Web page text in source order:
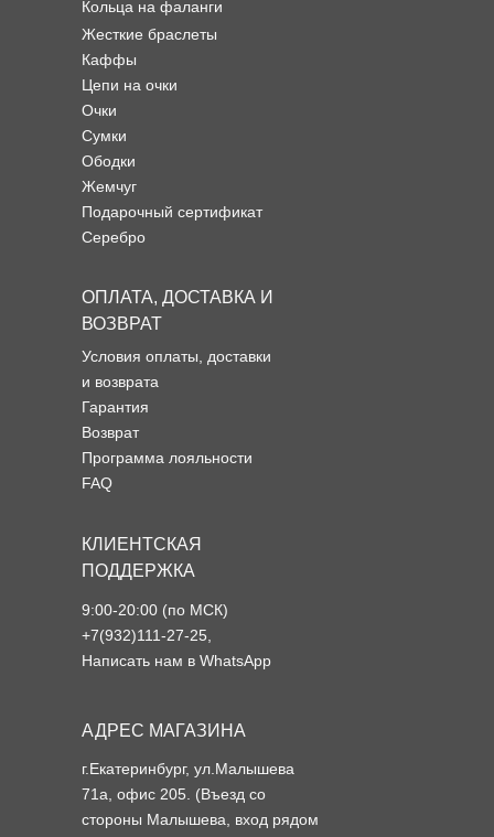
Кольца на фаланги
Условия оплаты, доставки
и возврата
Гарантия
Возврат
Программа лояльности
FAQ
ОПЛАТА, ДОСТАВКА И
ВОЗВРАТ
КЛИЕНТСКАЯ
ПОДДЕРЖКА
Жесткие браслеты
Каффы
Цепи на очки
Очки
Сумки
Ободки
Жемчуг
Подарочный сертификат
Серебро
АДРЕС МАГАЗИНА
г.Екатеринбург, ул.Малышева
71а, офис 205. (Въезд со
стороны Малышева, вход рядом
9:00-20:00 (по МСК)
+7(932)111-27-25,
Написать нам в WhatsApp